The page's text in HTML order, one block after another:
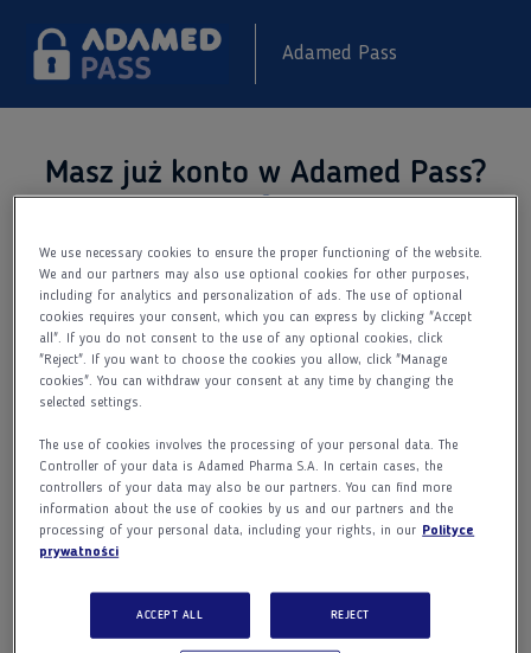
Adamed Pass
Masz już konto w Adamed Pass?
Zaloguj się do serwisu Adamed Pass
i sprawdź co nowego.
Adres e-mail
Nie pamiętasz hasła?
Zapamiętaj mnie
Zaloguj się
Jesteś pracownikiem Adamedu? Zaloguj
We use necessary cookies to ensure the proper functioning of the website.
We and our partners may also use optional cookies for other purposes,
including for analytics and personalization of ads. The use of optional
cookies requires your consent, which you can express by clicking "Accept
all". If you do not consent to the use of any optional cookies, click
"Reject". If you want to choose the cookies you allow, click "Manage
cookies". You can withdraw your consent at any time by changing the
selected settings.
The use of cookies involves the processing of your personal data. The
Controller of your data is Adamed Pharma S.A. In certain cases, the
controllers of your data may also be our partners. You can find more
information about the use of cookies by us and our partners and the
processing of your personal data, including your rights, in our Polityce
prywatności
ACCEPT ALL REJECT